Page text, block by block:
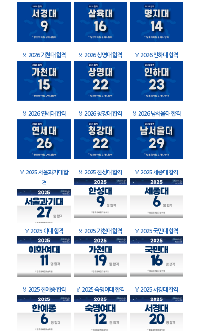
🏅 2026 가천대 합격 🏅 2026 상명대 합격 🏅 2026 인하대 합격
🏅 2026 연세대 합격 🏅 2026 청강대 합격 🏅 2026 남서울대 합격
🏅 2025 서울과기대 합
격
🏅 2025 한성대 합격 🏅 2025 세종대 합격
🏅 2025 이대 합격 🏅 2025 가천대 합격 🏅 2025 국민대 합격
🏅 2025 한예종 합격 🏅 2025 숙명여대 합격 🏅 2025 서경대 합격